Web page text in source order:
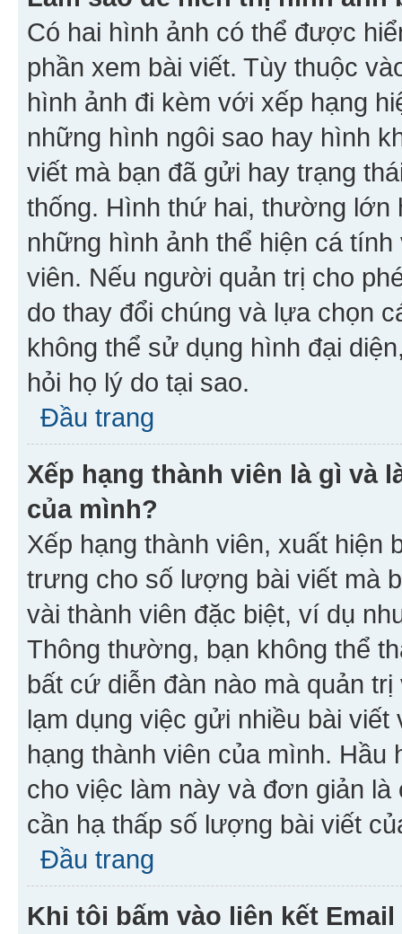
Có hai hình ảnh có thể được
phần xem bài viết. Tùy thuộc
hình ảnh đi kèm với xếp hạng
những hình ngôi sao hay hình
viết mà bạn đã gửi hay trạng
thống. Hình thứ hai, thường
những hình ảnh thể hiện cá
viên. Nếu người quản trị cho
do thay đổi chúng và lựa chọn
không thể sử dụng hình đại
hỏi họ lý do tại sao.
Đầu trang
Xếp hạng thành viên là gì và
của mình?
Xếp hạng thành viên, xuất
trưng cho số lượng bài viết mà
vài thành viên đặc biệt, ví dụ
Thông thường, bạn không thể
bất cứ diễn đàn nào mà quản
lạm dụng việc gửi nhiều bài
hạng thành viên của mình. Hầu
cho việc làm này và đơn giản
cần hạ thấp số lượng bài viết
Đầu trang
Khi tôi bấm vào liên kết